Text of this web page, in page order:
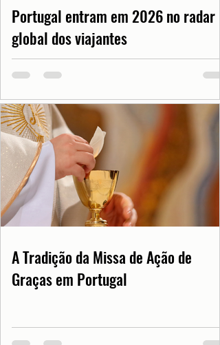
Portugal entram em 2026 no radar
global dos viajantes
A Tradição da Missa de Ação de
Graças em Portugal